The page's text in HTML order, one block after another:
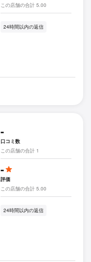
この店舗の合計 5.00
24時間以内の返信
-
口コミ数
この店舗の合計 1
-
評価
この店舗の合計 5.00
24時間以内の返信